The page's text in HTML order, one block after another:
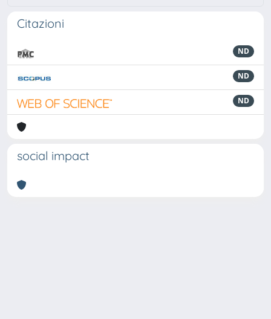
Citazioni
ND
ND
ND
social impact